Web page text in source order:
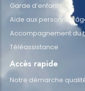
Garde d’enfants
Aide aux personnes
Accompagnement du
Téléassistance
Accès rapide
Notre démarche